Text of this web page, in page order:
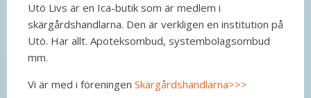
Utö Livs är en Ica-butik som är medlem i
skärgårdshandlarna. Den är verkligen en institution på
Utö. Har allt. Apoteksombud, systembolagsombud
mm.
Vi är med i föreningen Skärgårdshandlarna>>>